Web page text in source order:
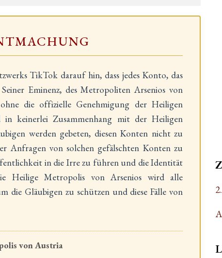
TikTok darauf hin, dass jedes Konto, das
Eminenz, des Metropoliten Arsenios von
die offizielle Genehmigung der Heiligen
keinerlei Zusammenhang mit der Heiligen
werden gebeten, diesen Konten nicht zu
Anfragen von solchen gefälschten Konten zu
in die Irre zu führen und die Identität
Heilige Metropolis von Arsenios wird alle
die Gläubigen zu schützen und diese Fälle von
von Austria